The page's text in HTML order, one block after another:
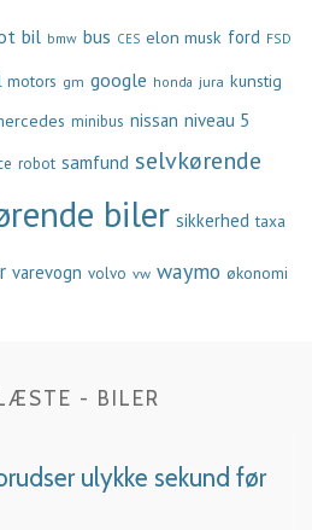
bil bmw bus CES elon musk ford FSD
motors gm google honda jura kunstig
minibus nissan niveau 5
robot samfund selvkørende
biler sikkerhed taxa
varevogn volvo vw waymo økonomi
- BILER
ulykke sekund før